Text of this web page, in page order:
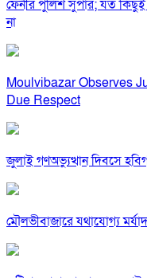
ফেনীর পুলিশ সুপার; যত কিছুই
না
Moulvibazar Observes
Due Respect
জুলাই গণঅভ্যুত্থান দিবসে
মৌলভীবাজারে যথাযোগ্য